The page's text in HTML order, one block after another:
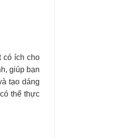
có ích cho
giúp bạn
tạo dáng
thể thực